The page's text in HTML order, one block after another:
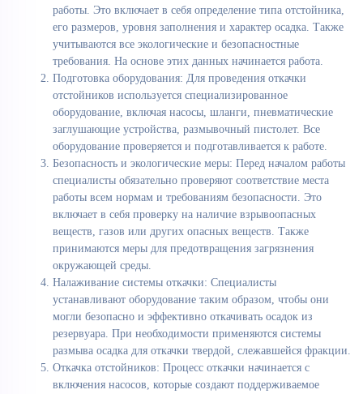
работы. Это включает в себя определение типа отстойника,
его размеров, уровня заполнения и характер осадка. Также
учитываются все экологические и безопасностные
требования. На основе этих данных начинается работа.
Подготовка оборудования: Для проведения откачки
отстойников используется специализированное
оборудование, включая насосы, шланги, пневматические
заглушающие устройства, размывочный пистолет. Все
оборудование проверяется и подготавливается к работе.
Безопасность и экологические меры: Перед началом работы
специалисты обязательно проверяют соответствие места
работы всем нормам и требованиям безопасности. Это
включает в себя проверку на наличие взрывоопасных
веществ, газов или других опасных веществ. Также
принимаются меры для предотвращения загрязнения
окружающей среды.
Налаживание системы откачки: Специалисты
устанавливают оборудование таким образом, чтобы они
могли безопасно и эффективно откачивать осадок из
резервуара. При необходимости применяются системы
размыва осадка для откачки твердой, слежавшейся фракции.
Откачка отстойников: Процесс откачки начинается с
включения насосов, которые создают поддерживаемое